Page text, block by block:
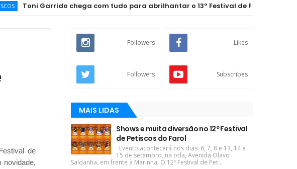
Garrido chega com tudo para abrilhantar o 13º Festival de Petiscos do Farol
de
novidade,
Followers Likes
Followers Subscribes
MAIS LIDAS
Shows e muita diversão no 12º Festival
de Petiscos do Farol
Evento acontecerá nos dias: 6, 7, 8 e 13, 14 e
15 de setembro, na orla, Avenida Olavo
Saldanha, em frente à Marinha. O 12º Festival de Pet...